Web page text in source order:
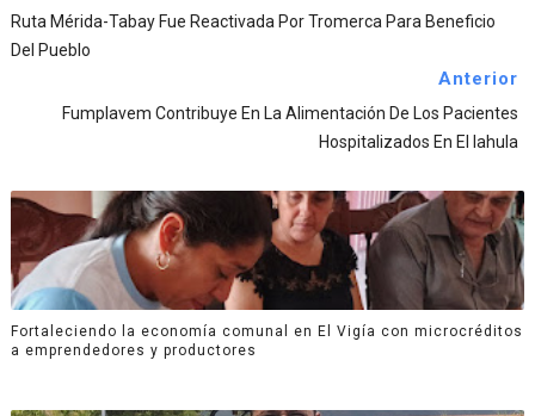
Ruta Mérida-Tabay Fue Reactivada Por Tromerca Para Beneficio
Del Pueblo
Anterior
Fumplavem Contribuye En La Alimentación De Los Pacientes
Hospitalizados En El Iahula
Fortaleciendo la economía comunal en El Vigía con microcréditos
a emprendedores y productores